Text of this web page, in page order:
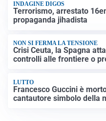
INDAGINE DIGOS
Terrorismo, arrestato
propaganda jihadista
NON SI FERMA LA TENSIONE
Crisi Ceuta, la Spagna
controlli alle frontiere o
LUTTO
Francesco Guccini è
cantautore simbolo della